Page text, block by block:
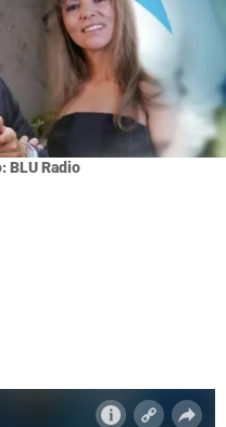
BLU Radio